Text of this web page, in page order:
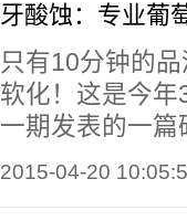
牙酸蚀：专业葡
只有10分钟的
软化！这是今
一期发表的一篇
2015-04-20